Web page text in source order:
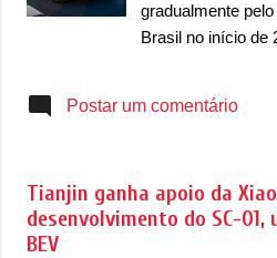
gradualmente
Brasil no início de
chegou tarde
Flex e câmbio
mecânica ruim,
Postar um comentário
Tianjin ganha apoio da
desenvolvimento do SC-01,
BEV